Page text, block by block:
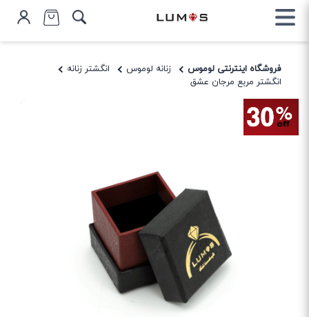
فروشگاه اینترنتی لوموس زنانه لوموس
انگشتر زنانه
انگشتر مربع مرجان عشق